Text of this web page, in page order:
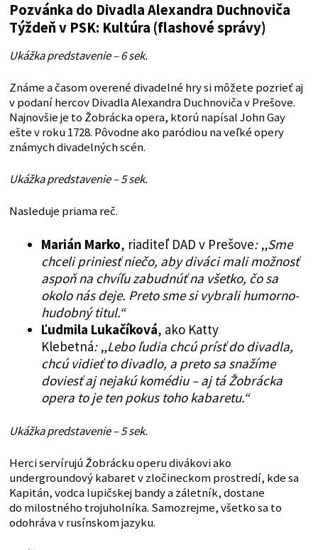
Pozvánka do Divadla Alexandra Duchnoviča
Týždeň v PSK: Kultúra (flashové správy)
Ukážka predstavenie – 6 sek.
Známe a časom overené divadelné hry si môžete pozrieť aj
v podaní hercov Divadla Alexandra Duchnoviča v Prešove.
Najnovšie je to Žobrácka opera, ktorú napísal John Gay
ešte v roku 1728. Pôvodne ako paródiou na veľké opery
známych divadelných scén.
Ukážka predstavenie – 5 sek.
Nasleduje priama reč.
Marián Marko, riaditeľ DAD v Prešove:„Sme
chceli priniesť niečo, aby diváci mali možnosť
aspoň na chvíľu zabudnúť na všetko, čo sa
okolo nás deje. Preto sme si vybrali humorno-
hudobný titul.“
Ľudmila Lukačíková, ako Katty
Klebetná:„Lebo ľudia chcú prísť do divadla,
chcú vidieť to divadlo, a preto sa snažíme
doviesť aj nejakú komédiu – aj tá Žobrácka
opera to je ten pokus toho kabaretu.“
Ukážka predstavenie – 5 sek.
Herci servírujú Žobrácku operu divákovi ako
undergroundový kabaret v zločineckom prostredí, kde sa
Kapitán, vodca lupičskej bandy a záletník, dostane
do milostného trojuholníka. Samozrejme, všetko sa to
odohráva v rusínskom jazyku.